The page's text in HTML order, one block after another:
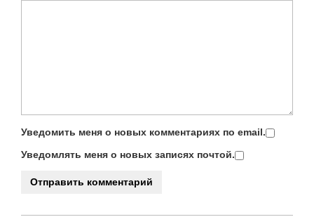
Уведомить меня о новых комментариях по email.
Уведомлять меня о новых записях почтой.